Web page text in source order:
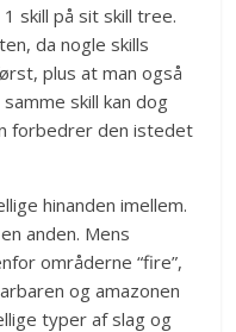
skill på sit skill tree.
da nogle skills
plus at man også
skill kan dog
forbedrer den istedet
hinanden imellem.
anden. Mens
områderne “fire”,
og amazonen
typer af slag og